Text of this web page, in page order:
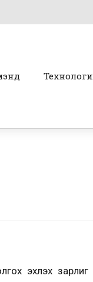
Технологи
эхлэх зарлиг